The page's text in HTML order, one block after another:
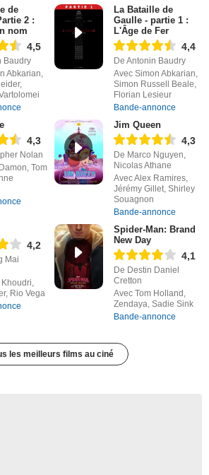
de
2 :
nom
4,5
Baudry
Abkarian,
La Bataille de
Gaulle - partie 1 :
L'Âge de Fer
4,4
De Antonin Baudry
Avec Simon Abkarian,
Simon Russell Beale,
Florian Lesieur
Bande-annonce
4,3
Nolan
Tom
Jim Queen
4,3
De Marco Nguyen,
Nicolas Athane
Avec Alex Ramires,
Jérémy Gillet, Shirley
Souagnon
Bande-annonce
4,2
Mai
Rio Vega
Spider-Man: Brand
New Day
4,1
De Destin Daniel
Cretton
Avec Tom Holland,
Zendaya, Sadie Sink
Bande-annonce
les meilleurs films au ciné